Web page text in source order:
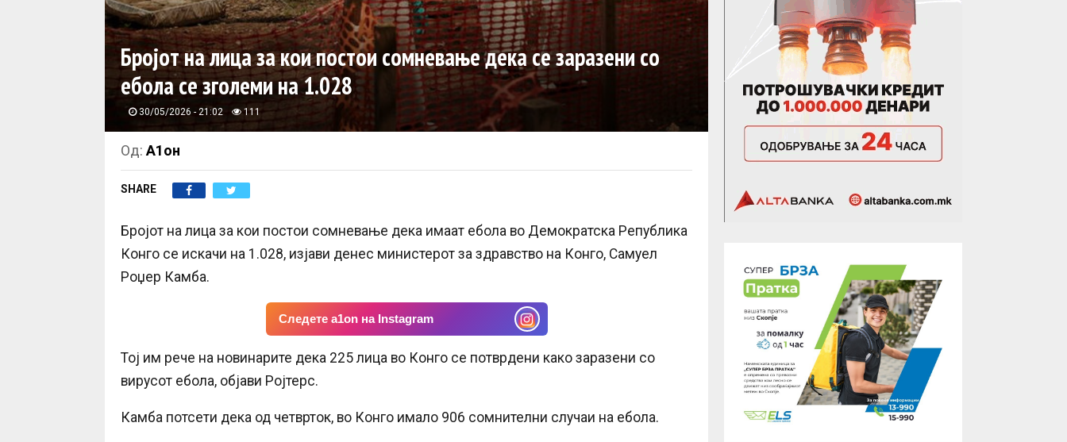
Бројот на лица за кои постои сомневање дека се заразени со
ебола се зголеми на 1.028
30/05/2026 - 21:02 111
Од: А1он
SHARE
Бројот на лица за кои постои сомневање дека имаат ебола во Демократска Република
Конго се искачи на 1.028, изјави денес министерот за здравство на Конго, Самуел
Роџер Камба.
Следете a1on на Instagram
Тој им рече на новинарите дека 225 лица во Конго се потврдени како заразени со
вирусот ебола, објави Ројтерс.
Камба потсети дека од четврток, во Конго имало 906 сомнителни случаи на ебола.